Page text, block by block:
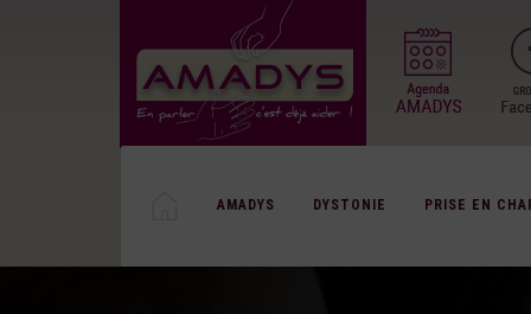
AMADYS DYSTONIE PRISE EN